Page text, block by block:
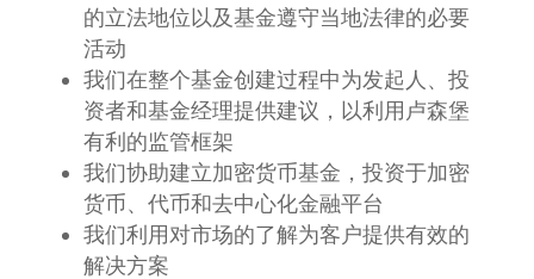
的立法地位以及基金遵守当地法律的必要
活动
我们在整个基金创建过程中为发起人、投
资者和基金经理提供建议，以利用卢森堡
有利的监管框架
我们协助建立加密货币基金，投资于加密
货币、代币和去中心化金融平台
我们利用对市场的了解为客户提供有效的
解决方案